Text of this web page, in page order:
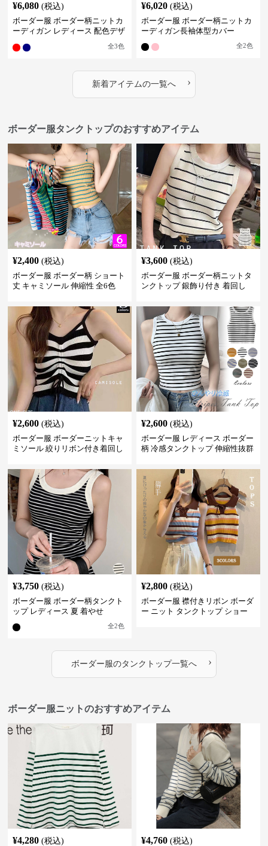
¥6,080 (税込)
ボーダー服 ボーダー柄ニットカ
ーディガン レディース 配色デザ
全3色
¥6,020 (税込)
ボーダー服 ボーダー柄ニットカ
ーディガン長袖体型カバー
全2色
新着アイテムの一覧へ ›
ボーダー服タンクトップのおすすめアイテム
¥2,400 (税込)
ボーダー服 ボーダー柄 ショート
丈 キャミソール 伸縮性 全6色
¥3,600 (税込)
ボーダー服 ボーダー柄ニットタ
ンクトップ 銀飾り付き 着回し
¥2,600 (税込)
ボーダー服 ボーダーニットキャ
ミソール 絞りリボン付き着回し
¥2,600 (税込)
ボーダー服 レディース ボーダー
柄 冷感タンクトップ 伸縮性抜群
¥3,750 (税込)
ボーダー服 ボーダー柄タンクト
ップ レディース 夏 着やせ
全2色
¥2,800 (税込)
ボーダー服 襟付きリボン ボーダ
ー ニット タンクトップ ショー
ボーダー服のタンクトップ一覧へ ›
ボーダー服ニットのおすすめアイテム
¥4,280 (税込)
¥4,760 (税込)